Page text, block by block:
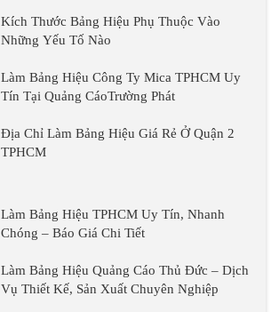
Kích Thước Bảng Hiệu Phụ Thuộc Vào
Những Yếu Tố Nào
Làm Bảng Hiệu Công Ty Mica TPHCM Uy
Tín Tại Quảng CáoTrường Phát
Địa Chỉ Làm Bảng Hiệu Giá Rẻ Ở Quận 2
TPHCM
Làm Bảng Hiệu TPHCM Uy Tín, Nhanh
Chóng – Báo Giá Chi Tiết
Làm Bảng Hiệu Quảng Cáo Thủ Đức – Dịch
Vụ Thiết Kế, Sản Xuất Chuyên Nghiệp